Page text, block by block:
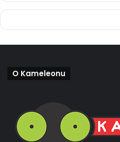
O Kameleonu